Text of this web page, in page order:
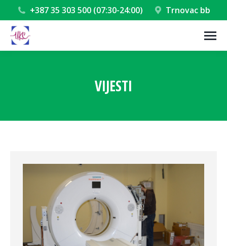
+387 35 303 500 (07:30-24:00) Trnovac bb
VIJESTI